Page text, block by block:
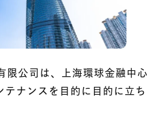
限公司は、上海環球金融中心
テナンスを目的に目的に立ち